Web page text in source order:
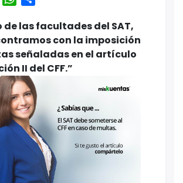
de las facultades del SAT,
con la imposición
señaladas en el artículo
II del CFF.”